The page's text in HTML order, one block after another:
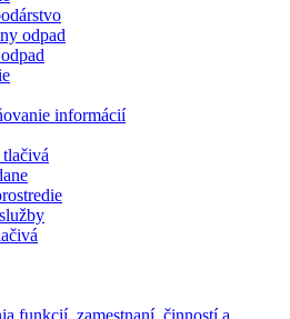
odpad
informácií
tlačivá